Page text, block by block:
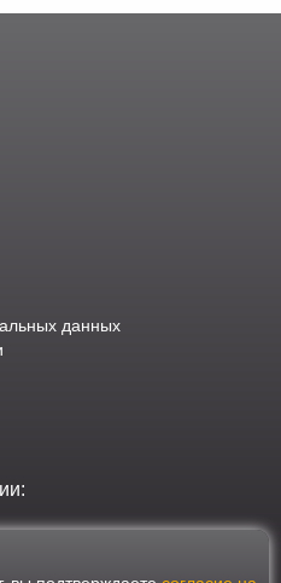
данных
в соответствии с требованиями